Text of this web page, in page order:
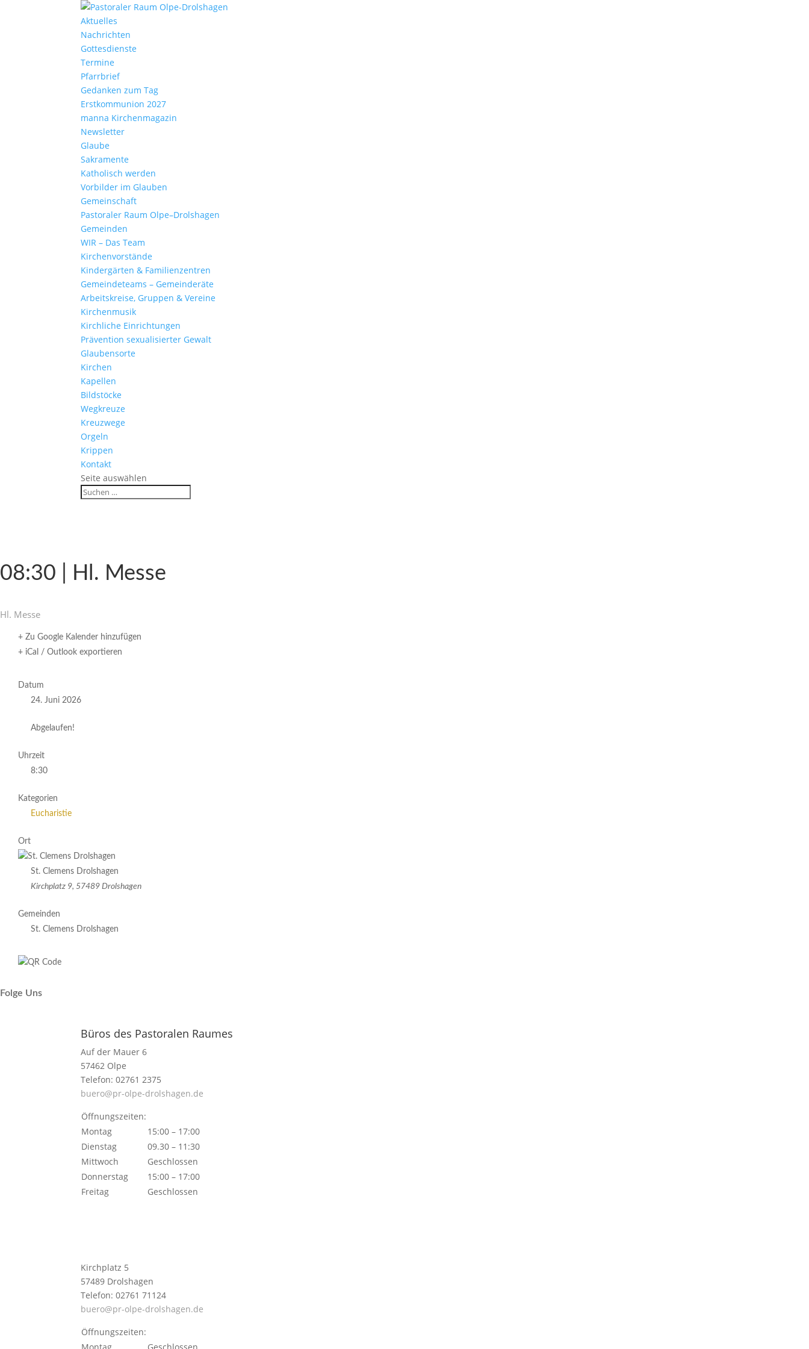
Aktu­elles
Nach­richten
Gottes­dienste
Termine
Pfarr­brief
Gedanken zum Tag
Erst­kom­mu­nion 2027
manna Kirchen­ma­gazin
News­letter
Glaube
Sakra­mente
Katho­lisch werden
Vorbilder im Glauben
Gemein­schaft
Pasto­raler Raum Olpe–Drolshagen
Gemeinden
WIR – Das Team
Kirchen­vor­stände
Kinder­gärten & Familienzentren
Gemein­de­teams – Gemeinderäte
Arbeits­kreise, Gruppen & Vereine
Kirchen­musik
Kirch­liche Einrichtungen
Präven­tion sexua­li­sierter Gewalt
Glau­ben­s­orte
Kirchen
Kapellen
Bild­stöcke
Wegkreuze
Kreuz­wege
Orgeln
Krippen
Kontakt
Seite auswählen
08:30 | Hl. Messe
Hl. Messe
+ Zu Google Kalender hinzufügen
+ iCal / Outlook exportieren
Datum
24. Juni 2026
Abgelaufen!
Uhrzeit
8:30
Kategorien
Eucharistie
Ort
St. Clemens Drolshagen
Kirchplatz 9, 57489 Drolshagen
Gemeinden
St. Clemens Drolshagen
Folge Uns
Büros des Pastoralen Raumes
Auf der Mauer 6
57462 Olpe
Telefon: 02761 2375
buero@pr-olpe-drolshagen.de
Öffnungszeiten:
Montag
15:00 – 17:00
Dienstag
09.30 – 11:30
Mittwoch
Geschlossen
Donnerstag
15:00 – 17:00
Freitag
Geschlossen
Kirchplatz 5
57489 Drolshagen
Telefon: 02761 71124
buero@pr-olpe-drolshagen.de
Öffnungszeiten: